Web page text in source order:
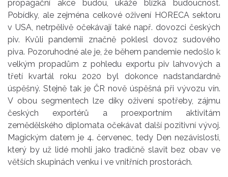
propagační akce budou, ukáže blízká budoucnost.
Pobídky, ale zejména celkové oživení HORECA sektoru
v USA, netrpělivě očekávají také např. dovozci českých
piv. Kvůli pandemii značně poklesl dovoz sudového
piva. Pozoruhodné ale je, že během pandemie nedošlo k
velkým propadům z pohledu exportu piv lahvových a
třetí kvartál roku 2020 byl dokonce nadstandardně
úspěšný. Stejně tak je ČR nově úspěšná při vývozu vín.
V obou segmentech lze díky oživení spotřeby, zájmu
českých exportérů a proexportním aktivitám
zemědělského diplomata očekávat další pozitivní vývoj.
Magickým datem je 4. červenec, tedy Den nezávislosti,
který by už lidé mohli jako tradičně slavit bez obav ve
větších skupinách venku i ve vnitřních prostorách.